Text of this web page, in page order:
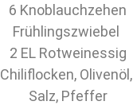
6 Knoblauchzehen
Frühlingszwiebel
2 EL Rotweinessig
Chiliflocken, Olivenöl,
Salz, Pfeffer